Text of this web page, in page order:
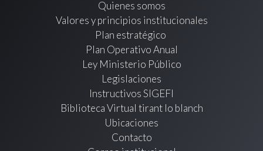
Quienes somos
Valores y principios institucionales
Plan estratégico
Plan Operativo Anual
Ley Ministerio Público
Legislaciones
Instructivos SIGEFI
Biblioteca Virtual tirant lo blanch
Ubicaciones
Contacto